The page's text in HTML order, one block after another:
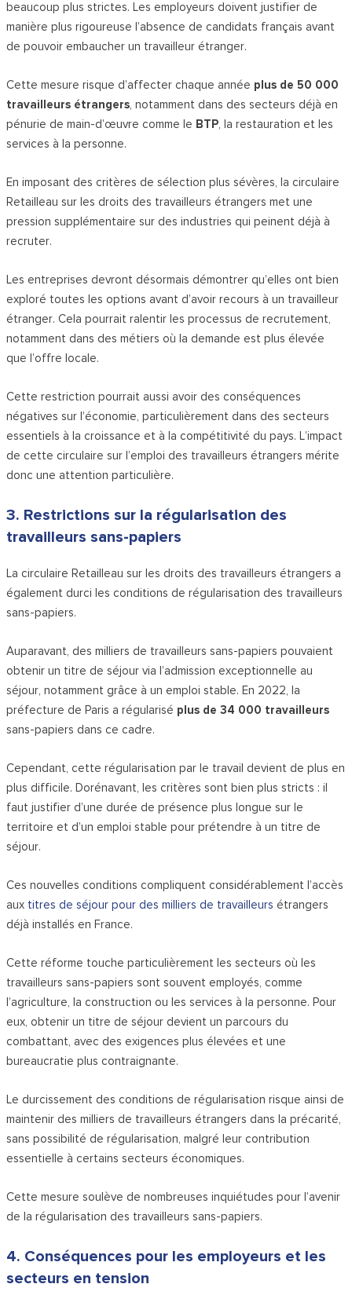
beaucoup plus strictes. Les employeurs doivent justifier de
manière plus rigoureuse l’absence de candidats français avant
de pouvoir embaucher un travailleur étranger.
Cette mesure risque d’affecter chaque année plus de 50 000
travailleurs étrangers, notamment dans des secteurs déjà en
pénurie de main-d’œuvre comme le BTP, la restauration et les
services à la personne.
En imposant des critères de sélection plus sévères, la circulaire
Retailleau sur les droits des travailleurs étrangers met une
pression supplémentaire sur des industries qui peinent déjà à
recruter.
Les entreprises devront désormais démontrer qu’elles ont bien
exploré toutes les options avant d’avoir recours à un travailleur
étranger. Cela pourrait ralentir les processus de recrutement,
notamment dans des métiers où la demande est plus élevée
que l’offre locale.
Cette restriction pourrait aussi avoir des conséquences
négatives sur l’économie, particulièrement dans des secteurs
essentiels à la croissance et à la compétitivité du pays. L’impact
de cette circulaire sur l’emploi des travailleurs étrangers mérite
donc une attention particulière.
3. Restrictions sur la régularisation des
travailleurs sans-papiers
La circulaire Retailleau sur les droits des travailleurs étrangers a
également durci les conditions de régularisation des travailleurs
sans-papiers.
Auparavant, des milliers de travailleurs sans-papiers pouvaient
obtenir un titre de séjour via l’admission exceptionnelle au
séjour, notamment grâce à un emploi stable. En 2022, la
préfecture de Paris a régularisé plus de 34 000 travailleurs
sans-papiers dans ce cadre.
Cependant, cette régularisation par le travail devient de plus en
plus difficile. Dorénavant, les critères sont bien plus stricts : il
faut justifier d’une durée de présence plus longue sur le
territoire et d’un emploi stable pour prétendre à un titre de
séjour.
Ces nouvelles conditions compliquent considérablement l’accès
aux titres de séjour pour des milliers de travailleurs étrangers
déjà installés en France.
Cette réforme touche particulièrement les secteurs où les
travailleurs sans-papiers sont souvent employés, comme
l’agriculture, la construction ou les services à la personne. Pour
eux, obtenir un titre de séjour devient un parcours du
combattant, avec des exigences plus élevées et une
bureaucratie plus contraignante.
Le durcissement des conditions de régularisation risque ainsi de
maintenir des milliers de travailleurs étrangers dans la précarité,
sans possibilité de régularisation, malgré leur contribution
essentielle à certains secteurs économiques.
Cette mesure soulève de nombreuses inquiétudes pour l’avenir
de la régularisation des travailleurs sans-papiers.
4. Conséquences pour les employeurs et les
secteurs en tension